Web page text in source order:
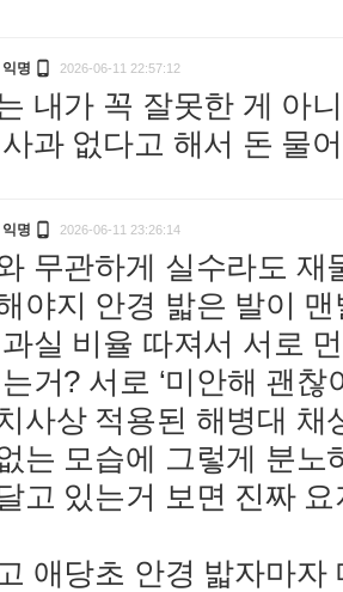
익명  2026-06-11 22:57:12
내가 꼭 잘못한 게 아
과 없다고 해서 돈 물
익명  2026-06-11 23:26:14
무관하게 실수라도
야지 안경 밟은 발이
실 비율 따져서 서로
거? 서로 ‘미안해 괜
사상 적용된 해병대
는 모습에 그렇게 분
고 있는거 보면 진짜
애당초 안경 밟자마자